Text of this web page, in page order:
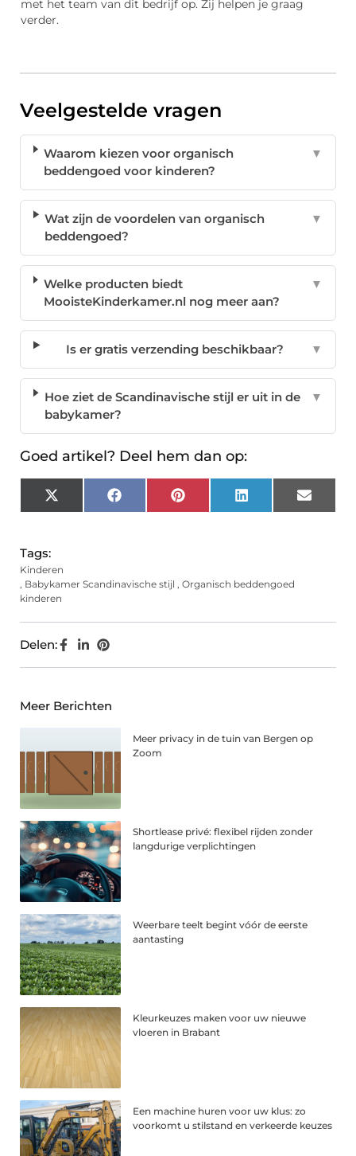
met het team van dit bedrijf op. Zij helpen je graag
verder.
Veelgestelde vragen
Waarom kiezen voor organisch
beddengoed voor kinderen?
▼
Wat zijn de voordelen van organisch
beddengoed?
▼
Welke producten biedt
MooisteKinderkamer.nl nog meer aan?
▼
Is er gratis verzending beschikbaar? ▼
Hoe ziet de Scandinavische stijl er uit in de
babykamer?
▼
Goed artikel? Deel hem dan op:
X
(Twitter)
FacebookPinterest LinkedIn Email
Tags:
Kinderen
, Babykamer Scandinavische stijl , Organisch beddengoed
kinderen
Delen:
Meer Berichten
Meer privacy in de tuin van Bergen op
Zoom
Shortlease privé: flexibel rijden zonder
langdurige verplichtingen
Weerbare teelt begint vóór de eerste
aantasting
Kleurkeuzes maken voor uw nieuwe
vloeren in Brabant
Een machine huren voor uw klus: zo
voorkomt u stilstand en verkeerde keuzes